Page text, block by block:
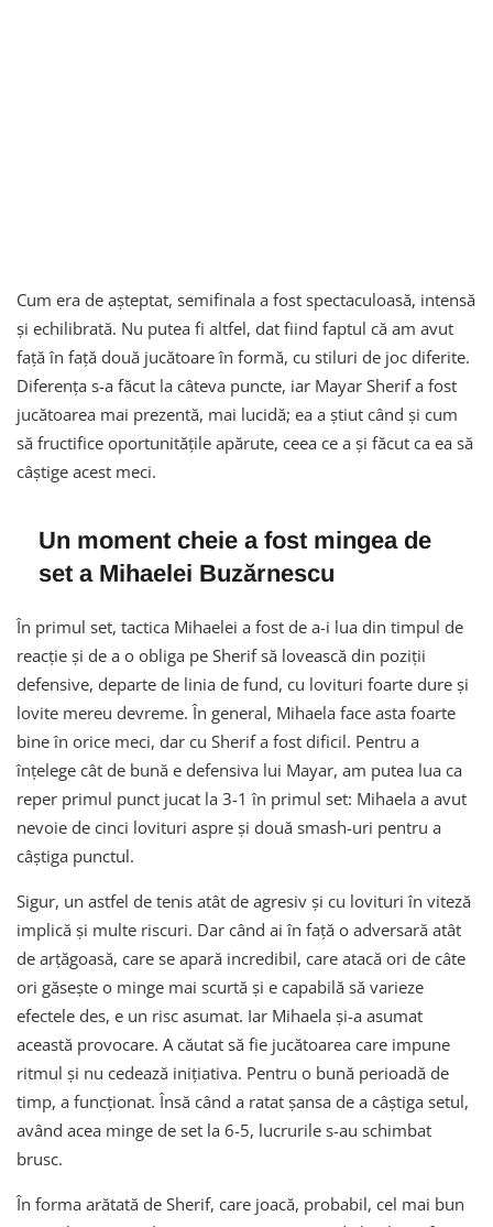
Cum era de așteptat, semifinala a fost spectaculoasă, intensă
și echilibrată. Nu putea fi altfel, dat fiind faptul că am avut
față în față două jucătoare în formă, cu stiluri de joc diferite.
Diferența s-a făcut la câteva puncte, iar Mayar Sherif a fost
jucătoarea mai prezentă, mai lucidă; ea a știut când și cum
să fructifice oportunitățile apărute, ceea ce a și făcut ca ea să
câștige acest meci.
Un moment cheie a fost mingea de
set a Mihaelei Buzărnescu
În primul set, tactica Mihaelei a fost de a-i lua din timpul de
reacție și de a o obliga pe Sherif să lovească din poziții
defensive, departe de linia de fund, cu lovituri foarte dure și
lovite mereu devreme. În general, Mihaela face asta foarte
bine în orice meci, dar cu Sherif a fost dificil. Pentru a
înțelege cât de bună e defensiva lui Mayar, am putea lua ca
reper primul punct jucat la 3-1 în primul set: Mihaela a avut
nevoie de cinci lovituri aspre și două smash-uri pentru a
câștiga punctul.
Sigur, un astfel de tenis atât de agresiv și cu lovituri în viteză
implică și multe riscuri. Dar când ai în față o adversară atât
de arțăgoasă, care se apară incredibil, care atacă ori de câte
ori găsește o minge mai scurtă și e capabilă să varieze
efectele des, e un risc asumat. Iar Mihaela și-a asumat
această provocare. A căutat să fie jucătoarea care impune
ritmul și nu cedează inițiativa. Pentru o bună perioadă de
timp, a funcționat. Însă când a ratat șansa de a câștiga setul,
având acea minge de set la 6-5, lucrurile s-au schimbat
brusc.
În forma arătată de Sherif, care joacă, probabil, cel mai bun